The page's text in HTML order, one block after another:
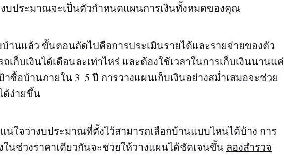
งบประมาณจะเป็นตัวกำหนดแผนการเงินทั้งหมดของคุณ
านแล้ว ขั้นตอนถัดไปคือการประเมินรายได้และรายจ่ายของตัว
ถเก็บเงินได้เดือนละเท่าไหร่ และต้องใช้เวลาในการเก็บเงินนานแค่
าซื้อบ้านภายใน 3–5 ปี การวางแผนเก็บเงินอย่างสม่ำเสมอจะช่วย
ด้ง่ายขึ้น
น่ใจว่างบประมาณที่ตั้งไว้สามารถเลือกบ้านแบบไหนได้บ้าง การ
ในช่วงราคาเดียวกันจะช่วยให้วางแผนได้ชัดเจนขึ้น ลองสำรวจ